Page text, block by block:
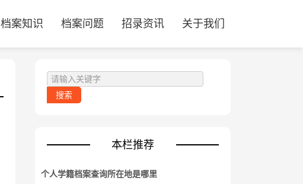
档案知识 档案问题 招录资讯 关于我们
本栏推荐
个人学籍档案查询所在地是哪里